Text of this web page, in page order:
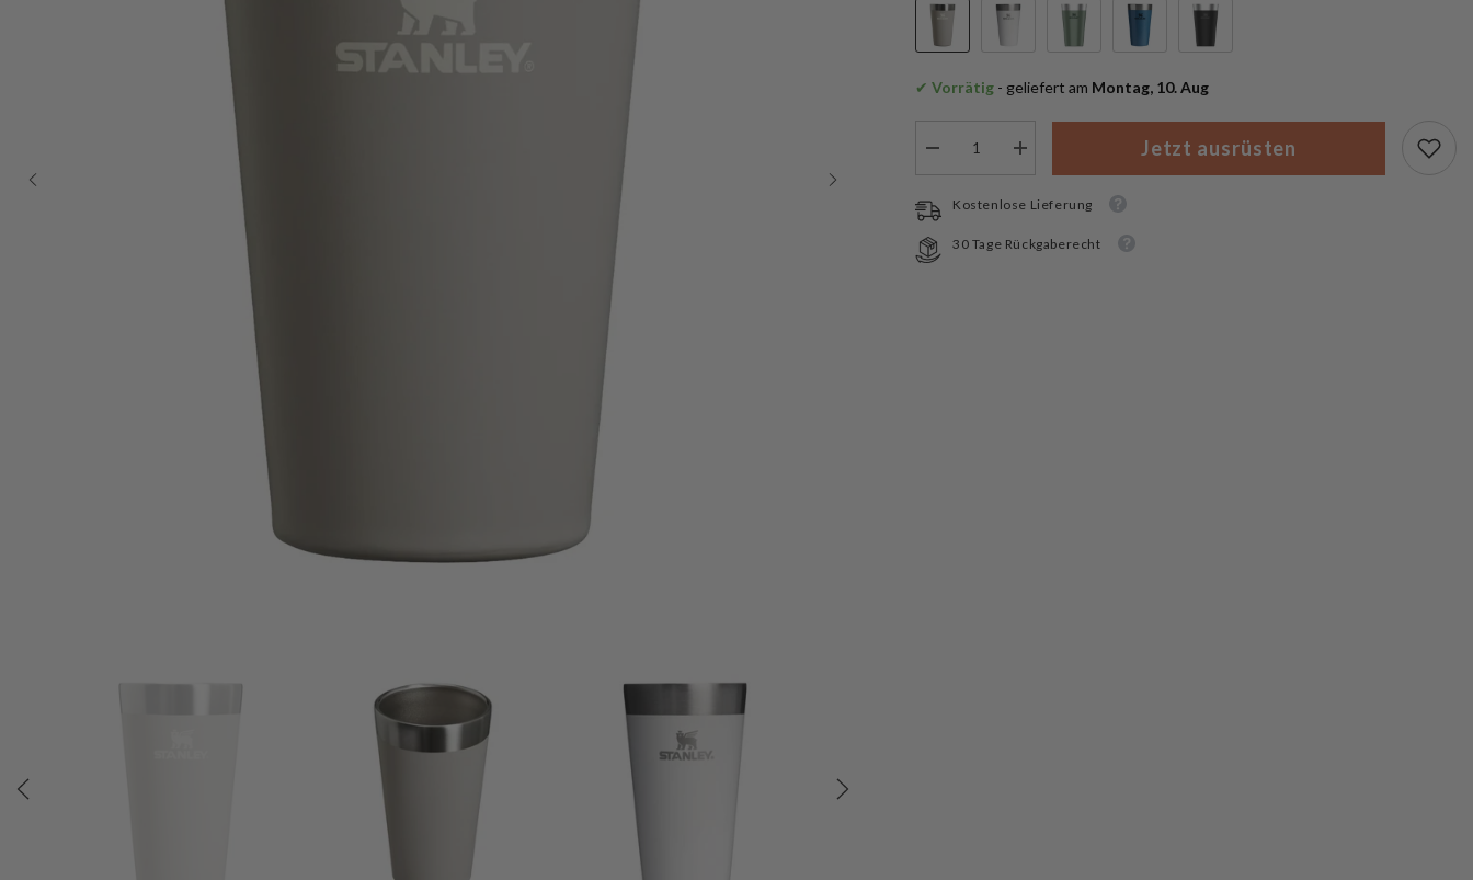
✔ Vorrätig - geliefert am Montag, 10. Aug
Stanley
Camping
Becher
Stacking
Menge
Stanley
Becher
Stacking
Jetzt ausrüsten
Kostenlose Lieferung
30 Tage Rückgaberecht